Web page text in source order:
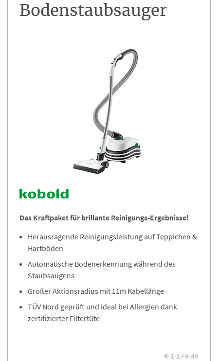
Bodenstaubsauger
Das Kraftpaket für brillante Reinigungs-Ergebnisse!
Herausragende Reinigungsleistung auf Teppichen &
Hartböden
Automatische Bodenerkennung während des
Staubsaugens
Großer Aktionsradius mit 11m Kabellänge
TÜV Nord geprüft und ideal bei Allergien dank
zertifizierter Filtertüte
€ 1 179,49